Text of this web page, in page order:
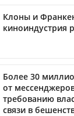
Клоны и
киноиндустрия
Более 30
от
требованию
связи в